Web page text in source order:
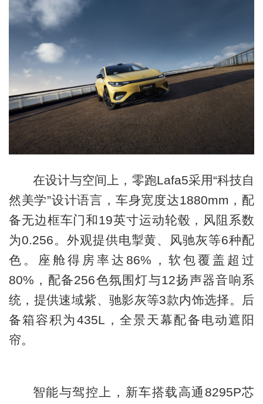
在设计与空间上，零跑Lafa5采用“科技自
然美学”设计语言，车身宽度达1880mm，配
备无边框车门和19英寸运动轮毂，风阻系数
为0.256。外观提供电掣黄、风驰灰等6种配
色。座舱得房率达86%，软包覆盖超过
80%，配备256色氛围灯与12扬声器音响系
统，提供速域紫、驰影灰等3款内饰选择。后
备箱容积为435L，全景天幕配备电动遮阳
帘。
智能与驾控上，新车搭载高通8295P芯